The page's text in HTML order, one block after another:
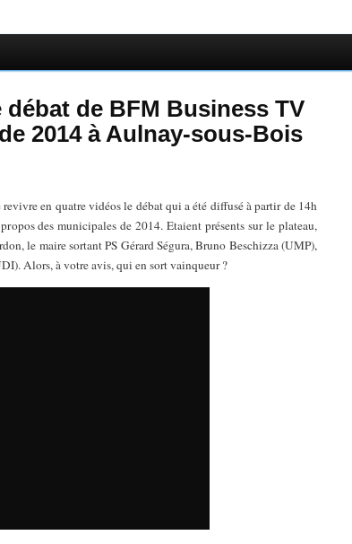
de BFM Business TV
2014 à Aulnay-sous-Bois
en quatre vidéos le débat qui a été diffusé à partir de 14h
des municipales de 2014. Etaient présents sur le plateau,
le maire sortant PS Gérard Ségura, Bruno Beschizza (UMP),
Alors, à votre avis, qui en sort vainqueur ?